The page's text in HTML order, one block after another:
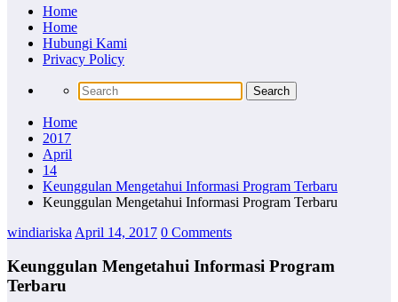
Home
Home
Hubungi Kami
Privacy Policy
Home
2017
April
14
Keunggulan Mengetahui Informasi Program Terbaru
Keunggulan Mengetahui Informasi Program Terbaru
windiariska April 14, 2017 0 Comments
Keunggulan Mengetahui Informasi Program
Terbaru